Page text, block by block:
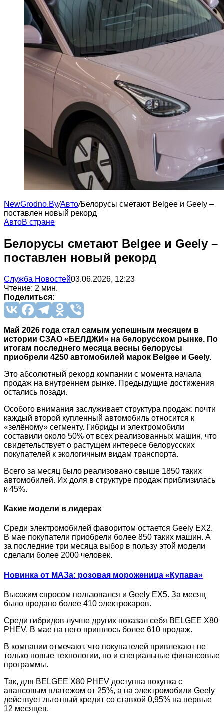
NewGrodno.By/Авто/Белорусы сметают Belgee и Geely –
поставлен новый рекорд
АвтоВ стране
Белорусы сметают Belgee и Geely –
поставлен новый рекорд
Служба Новостей03.06.2026, 12:23
Чтение: 2 мин.
Поделиться:
Май 2026 года стал самым успешным месяцем в
истории СЗАО «БЕЛДЖИ» на белорусском рынке. По
итогам последнего месяца весны белорусы
приобрели 4250 автомобилей марок Belgee и Geely.
Это абсолютный рекорд компании с момента начала
продаж на внутреннем рынке. Предыдущие достижения
остались позади.
Особого внимания заслуживает структура продаж: почти
каждый второй купленный автомобиль относится к
«зелёному» сегменту. Гибриды и электромобили
составили около 50% от всех реализованных машин, что
свидетельствует о растущем интересе белорусских
покупателей к экологичным видам транспорта.
Всего за месяц было реализовано свыше 1850 таких
автомобилей. Их доля в структуре продаж приблизилась
к 45%.
Какие модели в лидерах
Среди электромобилей фаворитом остается Geely EX2.
В мае покупатели приобрели более 850 таких машин. А
за последние три месяца выбор в пользу этой модели
сделали более 2000 человек.
Новинка от МАЗа: розовая мороженица «Купава»
Высоким спросом пользовался и Geely EX5. За месяц
было продано более 410 электрокаров.
Среди гибридов лучше других показал себя BELGEE X80
PHEV. В мае на него пришлось более 610 продаж.
В компании отмечают, что покупателей привлекают не
только новые технологии, но и специальные финансовые
программы.
Так, для BELGEE X80 PHEV доступна покупка с
авансовым платежом от 25%, а на электромобили Geely
действует льготный кредит со ставкой 0,95% на первые
12 месяцев.